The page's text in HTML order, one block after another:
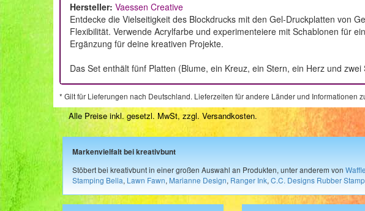
Hersteller: Vaessen Creative
Entdecke die Vielseitigkeit des Blockdrucks mit den Gel-Druckplatten von
Flexibilität. Verwende Acrylfarbe und experimenteiere mit Schablonen für
Ergänzung für deine kreativen Projekte.
Das Set enthält fünf Platten (Blume, ein Kreuz, ein Stern, ein Herz und
* Gilt für Lieferungen nach Deutschland. Lieferzeiten für andere Länder und Informationen
Alle Preise inkl. gesetzl. MwSt, zzgl. Versandkosten.
Markenvielfalt bei kreativbunt
Stöbert bei kreativbunt in einer großen Auswahl an Produkten, unter anderem von
Stamping Bella, Lawn Fawn, Marianne Design, Ranger Ink, C.C. Designs Rubber